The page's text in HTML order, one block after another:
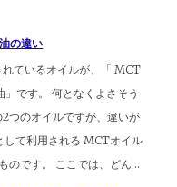
の違い
ているオイルが、「 MCT
」です。 何となくよさそう
つのオイルですが、違いが
して利用される MCTオイル
のです。 ここでは、どん...